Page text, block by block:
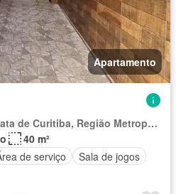
Apartamento
Região Geográfica Imediata de Curitiba, Região Metropolitana de Curitiba
40 m²
de serviço
Sala de jogos